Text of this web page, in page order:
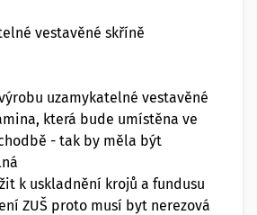
vestavěné skříně
uzamykatelné vestavěné
která bude umístěna ve
- tak by měla být
k uskladnění krojů a fundusu
ZUŠ proto musí byt nerezová